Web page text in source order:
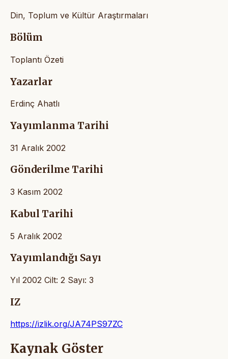
Din, Toplum ve Kültür Araştırmaları
Bölüm
Toplantı Özeti
Yazarlar
Erdinç Ahatlı
Yayımlanma Tarihi
31 Aralık 2002
Gönderilme Tarihi
3 Kasım 2002
Kabul Tarihi
5 Aralık 2002
Yayımlandığı Sayı
Yıl 2002 Cilt: 2 Sayı: 3
IZ
https://izlik.org/JA74PS97ZC
Kaynak Göster